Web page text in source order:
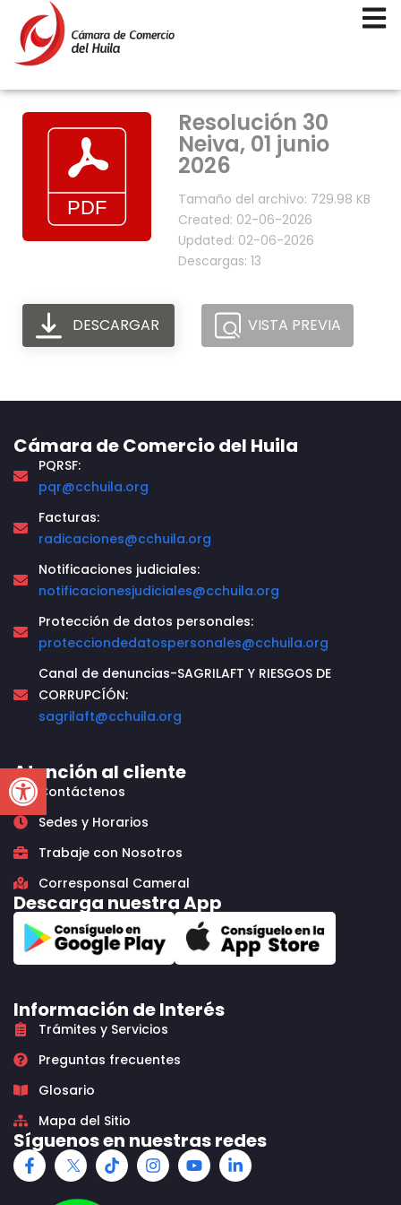
Open toolbar
Resolución 30
Neiva, 01 junio
2026
Tamaño del archivo: 729.98 KB
Created: 02-06-2026
Updated: 02-06-2026
Descargas: 13
DESCARGAR VISTA PREVIA
Cámara de Comercio del Huila
PQRSF:
pqr@cchuila.org
Facturas:
radicaciones@cchuila.org
Notificaciones judiciales:
notificacionesjudiciales@cchuila.org
Protección de datos personales:
protecciondedatospersonales@cchuila.org
Canal de denuncias-SAGRILAFT Y RIESGOS DE
CORRUPCÍÓN:
sagrilaft@cchuila.org
Atención al cliente
Contáctenos
Sedes y Horarios
Trabaje con Nosotros
Corresponsal Cameral
Descarga nuestra App
Información de Interés
Trámites y Servicios
Preguntas frecuentes
Glosario
Mapa del Sitio
Síguenos en nuestras redes